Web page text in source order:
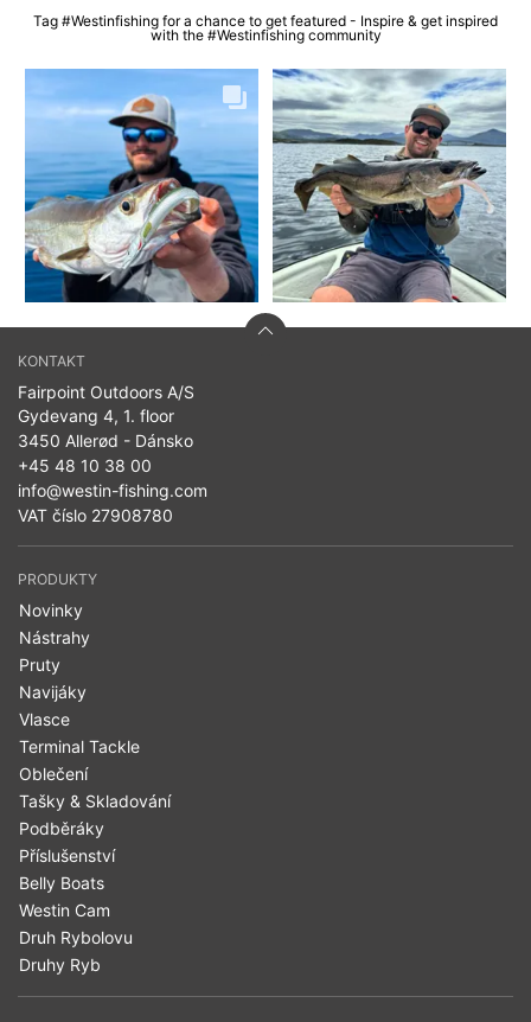
Tag #Westinfishing for a chance to get featured - Inspire & get inspired
with the #Westinfishing community
KONTAKT
Fairpoint Outdoors A/S
Gydevang 4, 1. floor
3450 Allerød - Dánsko
+45 48 10 38 00
info@westin-fishing.com
VAT číslo 27908780
PRODUKTY
Novinky
Nástrahy
Pruty
Navijáky
Vlasce
Terminal Tackle
Oblečení
Tašky & Skladování
Podběráky
Příslušenství
Belly Boats
Westin Cam
Druh Rybolovu
Druhy Ryb